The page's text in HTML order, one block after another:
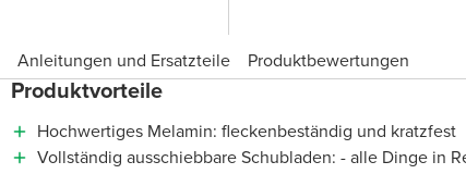
Anleitungen und Ersatzteile
Produktbewertungen
Produktvorteile
Hochwertiges Melamin: fleckenbeständig und kratzfest
Vollständig ausschiebbare Schubladen: - alle Dinge in